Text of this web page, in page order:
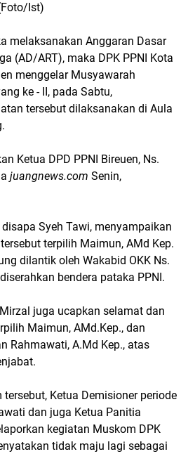
Ist)
melaksanakan Anggaran Dasar
(AD/ART), maka DPK PPNI Kota
menggelar Musyawarah
ke - II, pada Sabtu,
tersebut dilaksanakan di Aula
Ketua DPD PPNI Bireuen, Ns.
juangnews.com Senin,
Syeh Tawi, menyampaikan
terpilih Maimun, AMd Kep.
dilantik oleh Wakabid OKK Ns.
bendera pataka PPNI.
juga ucapkan selamat dan
Maimun, AMd.Kep., dan
Rahmawati, A.Md Kep., atas
Ketua Demisioner periode
dan juga Ketua Panitia
kegiatan Muskom DPK
tidak maju lagi sebagai